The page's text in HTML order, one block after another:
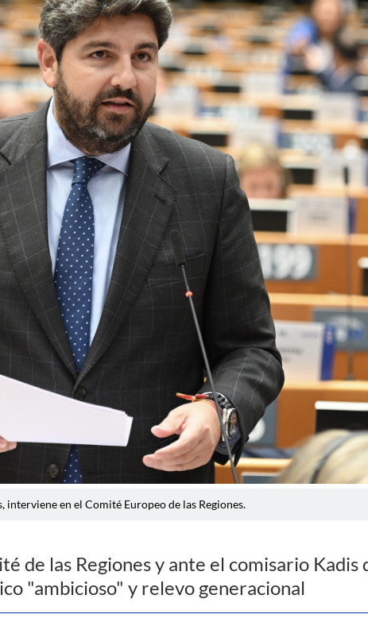
en el Comité Europeo de las Regiones.
de las Regiones y ante el comisario Kadis
"ambicioso" y relevo generacional